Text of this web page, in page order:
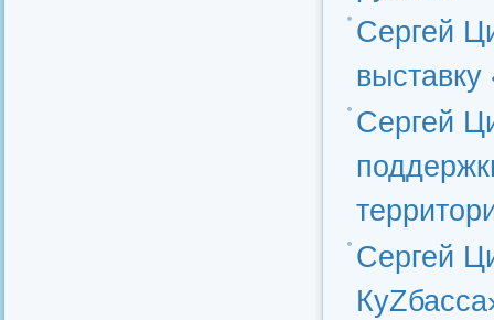
Сергей
Сергей
Сергей